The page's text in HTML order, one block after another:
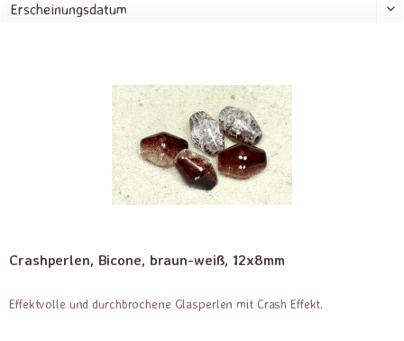
Crashperlen, Bicone, braun-weiß, 12x8mm
Effektvolle und durchbrochene Glasperlen mit Crash Effekt.